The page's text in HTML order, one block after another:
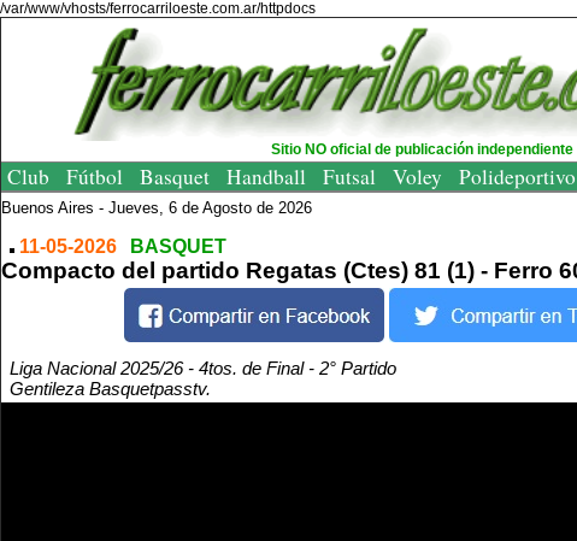
/var/www/vhosts/ferrocarriloeste.com.ar/httpdocs
Sitio NO oficial de publicación independiente
Club Fútbol Basquet Handball Futsal Voley Polideportivo
Buenos Aires - Jueves, 6 de Agosto de 2026
11-05-2026 BASQUET
Compacto del partido Regatas (Ctes) 81 (1) - Ferro
Liga Nacional 2025/26 - 4tos. de Final - 2° Partido
Gentileza Basquetpasstv.